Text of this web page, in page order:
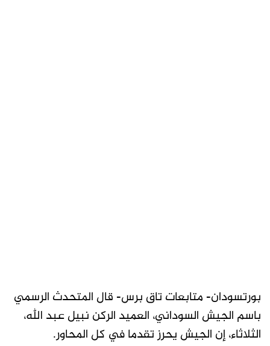
بورتسودان- متابعات تاق برس- قال المتحدث الرسمي
باسم الجيش السوداني، العميد الركن نبيل عبد الله،
الثلاثاء، إن الجيش يحرز تقدما في كل المحاور.